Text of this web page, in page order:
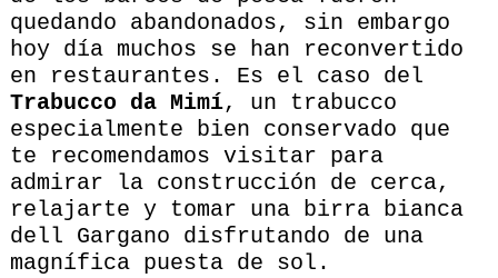
quedando abandonados, sin embargo
hoy día muchos se han reconvertido
en restaurantes. Es el caso del
Trabucco da Mimí, un trabucco
especialmente bien conservado que
te recomendamos visitar para
admirar la construcción de cerca,
relajarte y tomar una birra bianca
dell Gargano disfrutando de una
magnífica puesta de sol.